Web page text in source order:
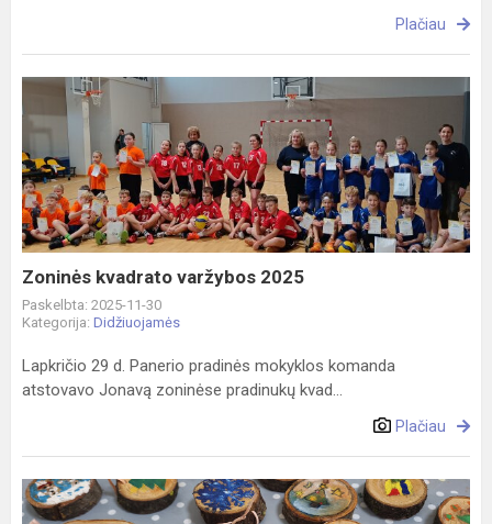
Plačiau
Zoninės
kvadrato
varžybos
2025
Zoninės kvadrato varžybos 2025
Paskelbta: 2025-11-30
Kategorija: Didžiuojamės
Lapkričio 29 d. Panerio pradinės mokyklos komanda
atstovavo Jonavą zoninėse pradinukų kvad...
Plačiau
„Žaliosios
dirbtuvės“